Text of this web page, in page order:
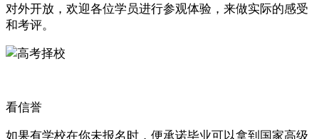
对外开放，欢迎各位学员进行参观体验，来做实际的感受
和考评。
看信誉
如果有学校在你未报名时，便承诺毕业可以拿到国家高级